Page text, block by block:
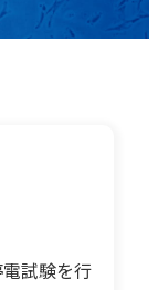
試験を行